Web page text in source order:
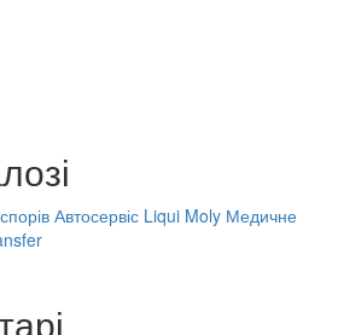
Автосервіс Liqui Moly Медичне